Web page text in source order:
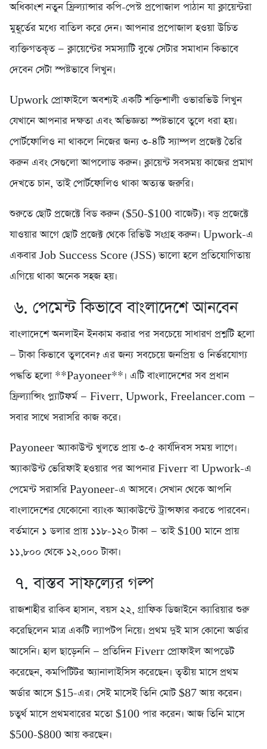
অধিকাংশ নতুন ফ্রিল্যান্সার কপি-পেস্ট প্রপোজাল পাঠান যা ক্লায়েন্টরা
মুহূর্তের মধ্যে বাতিল করে দেন। আপনার প্রপোজাল হওয়া উচিত
ব্যক্তিগতকৃত — ক্লায়েন্টের সমস্যাটি বুঝে সেটার সমাধান কিভাবে
দেবেন সেটা স্পষ্টভাবে লিখুন।
Upwork প্রোফাইলে অবশ্যই একটি শক্তিশালী ওভারভিউ লিখুন
যেখানে আপনার দক্ষতা এবং অভিজ্ঞতা স্পষ্টভাবে তুলে ধরা হয়।
পোর্টফোলিও না থাকলে নিজের জন্য ৩-৪টি স্যাম্পল প্রজেক্ট তৈরি
করুন এবং সেগুলো আপলোড করুন। ক্লায়েন্ট সবসময় কাজের প্রমাণ
দেখতে চান, তাই পোর্টফোলিও থাকা অত্যন্ত জরুরি।
শুরুতে ছোট প্রজেক্টে বিড করুন ($50-$100 বাজেট)। বড় প্রজেক্টে
যাওয়ার আগে ছোট প্রজেক্ট থেকে রিভিউ সংগ্রহ করুন। Upwork-এ
একবার Job Success Score (JSS) ভালো হলে প্রতিযোগিতায়
এগিয়ে থাকা অনেক সহজ হয়।
৬. পেমেন্ট কিভাবে বাংলাদেশে আনবেন
বাংলাদেশে অনলাইন ইনকাম করার পর সবচেয়ে সাধারণ প্রশ্নটি হলো
— টাকা কিভাবে তুলবেন? এর জন্য সবচেয়ে জনপ্রিয় ও নির্ভরযোগ্য
পদ্ধতি হলো **Payoneer**। এটি বাংলাদেশের সব প্রধান
ফ্রিল্যান্সিং প্ল্যাটফর্ম — Fiverr, Upwork, Freelancer.com —
সবার সাথে সরাসরি কাজ করে।
Payoneer অ্যাকাউন্ট খুলতে প্রায় ৩-৫ কার্যদিবস সময় লাগে।
অ্যাকাউন্ট ভেরিফাই হওয়ার পর আপনার Fiverr বা Upwork-এ
পেমেন্ট সরাসরি Payoneer-এ আসবে। সেখান থেকে আপনি
বাংলাদেশের যেকোনো ব্যাংক অ্যাকাউন্টে ট্রান্সফার করতে পারবেন।
বর্তমানে ১ ডলার প্রায় ১১৮-১২০ টাকা — তাই $100 মানে প্রায়
১১,৮০০ থেকে ১২,০০০ টাকা।
৭. বাস্তব সাফল্যের গল্প
রাজশাহীর রাকিব হাসান, বয়স ২২, গ্রাফিক ডিজাইনে ক্যারিয়ার শুরু
করেছিলেন মাত্র একটি ল্যাপটপ নিয়ে। প্রথম দুই মাস কোনো অর্ডার
আসেনি। হাল ছাড়েননি — প্রতিদিন Fiverr প্রোফাইল আপডেট
করেছেন, কমপিটিটর অ্যানালাইসিস করেছেন। তৃতীয় মাসে প্রথম
অর্ডার আসে $15-এর। সেই মাসেই তিনি মোট $87 আয় করেন।
চতুর্থ মাসে প্রথমবারের মতো $100 পার করেন। আজ তিনি মাসে
$500-$800 আয় করছেন।